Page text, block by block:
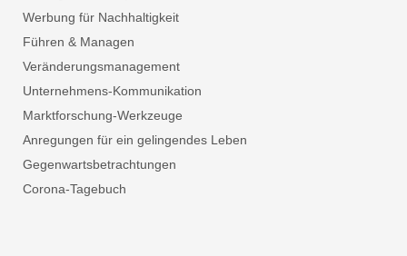
Werbung für Nachhaltigkeit
Führen & Managen
Veränderungsmanagement
Unternehmens-Kommunikation
Marktforschung-Werkzeuge
Anregungen für ein gelingendes Leben
Gegenwartsbetrachtungen
Corona-Tagebuch